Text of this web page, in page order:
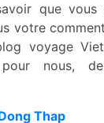
que
votre
voyage
nous,
Thap